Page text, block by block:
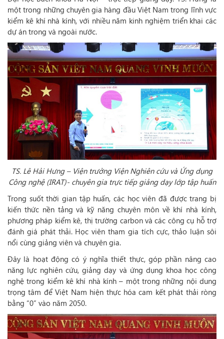
một trong những chuyên gia hàng đầu Việt Nam trong lĩnh vực
kiểm kê khí nhà kính, với nhiều năm kinh nghiệm triển khai các
dự án trong và ngoài nước.
TS. Lê Hải Hưng – Viện trưởng Viện Nghiên cứu và Ứng dụng
Công nghệ (IRAT)- chuyên gia trực tiếp giảng dạy lớp tập huấn
Trong suốt thời gian tập huấn, các học viên đã được trang bị
kiến thức nền tảng và kỹ năng chuyên môn về khí nhà kính,
phương pháp kiểm kê, thị trường carbon và các công cụ hỗ trợ
đánh giá phát thải. Học viên tham gia tích cực, thảo luận sôi
nổi cùng giảng viên và chuyên gia.
Đây là hoạt động có ý nghĩa thiết thực, góp phần nâng cao
năng lực nghiên cứu, giảng dạy và ứng dụng khoa học công
nghệ trong kiểm kê khí nhà kính – một trong những nội dung
trọng tâm để Việt Nam hiện thực hóa cam kết phát thải ròng
bằng “0” vào năm 2050.